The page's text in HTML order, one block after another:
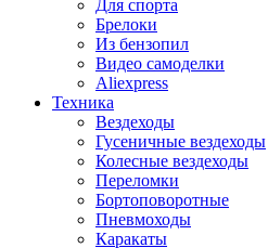
Для спорта
Брелоки
Из бензопил
Видео самоделки
Aliexpress
Техника
Вездеходы
Гусеничные вездеходы
Колесные вездеходы
Переломки
Бортоповоротные
Пневмоходы
Каракаты